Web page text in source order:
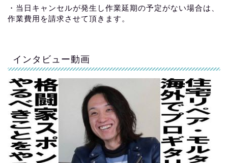
・当日キャンセルが発生し作業延期の予定がない場合は、
作業費用を請求させて頂きます。
インタビュー動画